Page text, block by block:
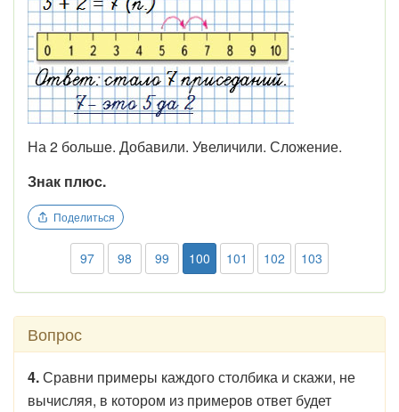
На 2 больше. Добавили. Увеличили. Сложение.
Знак плюс.
Поделиться
97 98 99 100 101 102 103
Вопрос
4.Сравни примеры каждого столбика и ска­жи, не
вычисляя, в котором из примеров ответ будет